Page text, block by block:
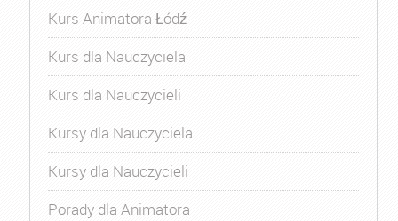
Kurs Animatora Łódź
Kurs dla Nauczyciela
Kurs dla Nauczycieli
Kursy dla Nauczyciela
Kursy dla Nauczycieli
Porady dla Animatora